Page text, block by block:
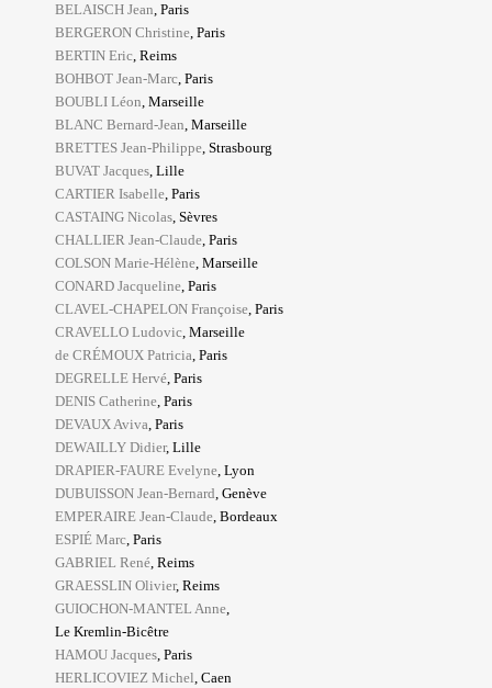
BELAISCH Jean, Paris
BERGERON Christine, Paris
BERTIN Eric, Reims
BOHBOT Jean-Marc, Paris
BOUBLI Léon, Marseille
BLANC Bernard-Jean, Marseille
BRETTES Jean-Philippe, Strasbourg
BUVAT Jacques, Lille
CARTIER Isabelle, Paris
CASTAING Nicolas, Sèvres
CHALLIER Jean-Claude, Paris
COLSON Marie-Hélène, Marseille
CONARD Jacqueline, Paris
CLAVEL-CHAPELON Françoise, Paris
CRAVELLO Ludovic, Marseille
de CRÉMOUX Patricia, Paris
DEGRELLE Hervé, Paris
DENIS Catherine, Paris
DEVAUX Aviva, Paris
DEWAILLY Didier, Lille
DRAPIER-FAURE Evelyne, Lyon
DUBUISSON Jean-Bernard, Genève
EMPERAIRE Jean-Claude, Bordeaux
ESPIÉ Marc, Paris
GABRIEL René, Reims
GRAESSLIN Olivier, Reims
GUIOCHON-MANTEL Anne,
Le Kremlin-Bicêtre
HAMOU Jacques, Paris
HERLICOVIEZ Michel, Caen